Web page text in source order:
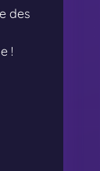
des
!